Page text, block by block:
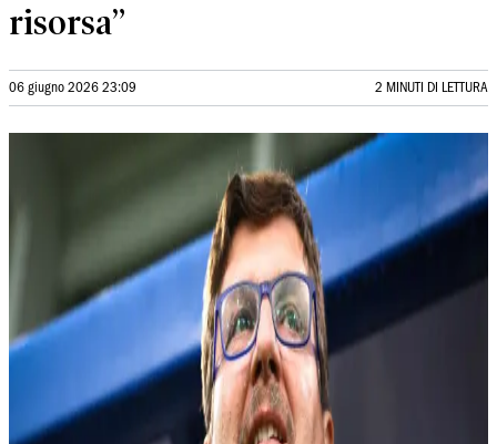
risorsa”
06 giugno 2026 23:09 2 MINUTI DI LETTURA